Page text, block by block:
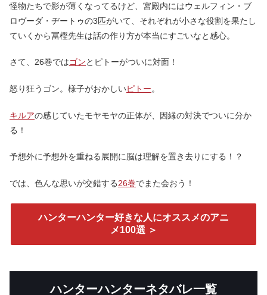
怪物たちで影が薄くなってるけど、宮殿内にはウェルフィン・ブ
ロヴーダ・ヂートゥの3匹がいて、それぞれが小さな役割を果たし
ていくから冨樫先生は話の作り方が本当にすごいなと感心。
さて、26巻ではゴンとピトーがついに対面！
怒り狂うゴン。様子がおかしいピトー。
キルアの感じていたモヤモヤの正体が、因縁の対決でついに分か
る！
予想外に予想外を重ねる展開に脳は理解を置き去りにする！？
では、色んな思いが交錯する26巻でまた会おう！
ハンターハンター好きな人にオススメのアニ
メ100選 ＞
ハンターハンターネタバレ一覧